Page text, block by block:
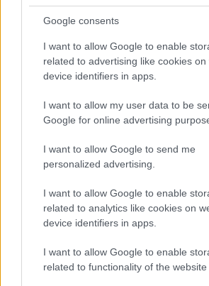
Google consents
I want to allow Google to enable
related to advertising like cookies on
device identifiers in apps.
I want to allow my user data to be
Google for online advertising
I want to allow Google to send me
personalized advertising.
I want to allow Google to enable
related to analytics like cookies on
device identifiers in apps.
I want to allow Google to enable
related to functionality of the website
Parc Fermé
Sajtó: Az Aston Martintól érkezik
Bullhoz?